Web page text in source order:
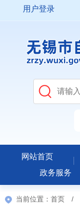
用户登录
网站首页
政务服务
当前位置： 首页 /